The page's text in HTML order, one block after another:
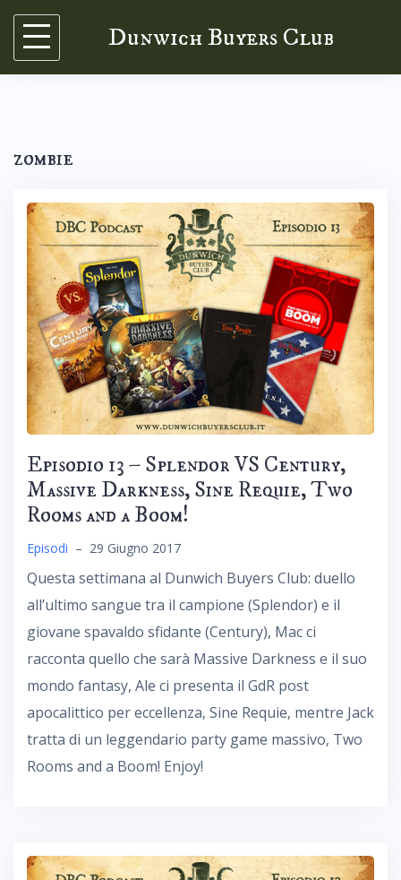
Skip
content
Dunwich Buyers Club
zombie
Episodio 13 – Splendor VS Century,
Massive Darkness, Sine Requie, Two
Rooms and a Boom!
Episodi – 29 Giugno 2017
Questa settimana al Dunwich Buyers Club: duello
all’ultimo sangue tra il campione (Splendor) e il
giovane spavaldo sfidante (Century), Mac ci
racconta quello che sarà Massive Darkness e il suo
mondo fantasy, Ale ci presenta il GdR post
apocalittico per eccellenza, Sine Requie, mentre Jack
tratta di un leggendario party game massivo, Two
Rooms and a Boom! Enjoy!